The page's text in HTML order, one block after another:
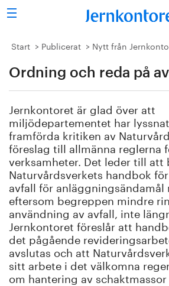
Sök
Stålindustrin
Vision 2050
Forskning/utbildning
Energi/miljö
Vi tycker
Publicerat
Bildbank
Om oss
Start Publicerat Nytt från
Ordning och reda på
Jernkontoret är glad över att
miljödepartementet har
framförda kritiken av
föreslag till allmänna reglerna
verksamheter. Det leder till att
Naturvårdsverkets handbok
avfall för anläggningsändamål
eftersom begreppen mindre
användning av avfall, inte
Jernkontoret föreslår att
det pågående
avslutas och att
sitt arbete i det välkomna
om hantering av